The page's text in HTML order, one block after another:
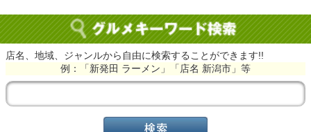
店名、地域、ジャンルから自由に検索することができます!!
例：「新発田 ラーメン」「店名 新潟市」等